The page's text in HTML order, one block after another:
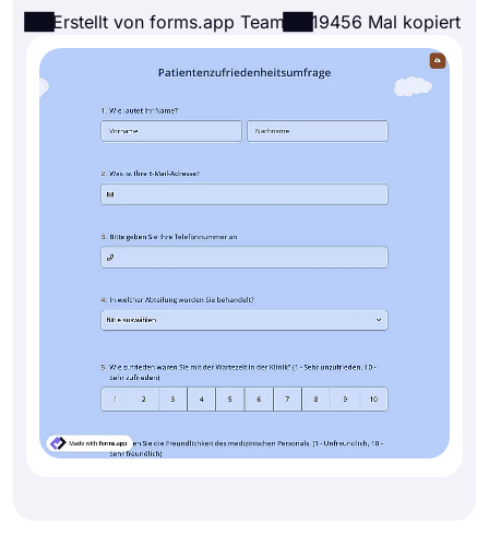
Erstellt von forms.app Team 19456 Mal kopiert